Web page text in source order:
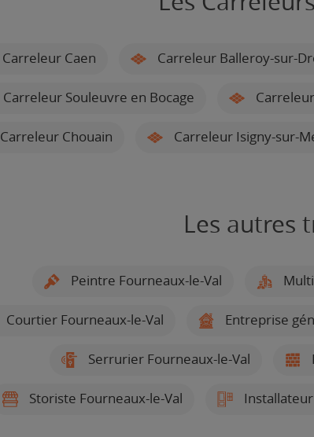
Carreleur Caen Carreleur Balleroy-sur-
Carreleur Souleuvre en Bocage
Carreleur Chouain Carreleur Isigny-sur-
Les autres
Peintre Fourneaux-le-Val
Courtier Fourneaux-le-Val Entreprise
Serrurier Fourneaux-le-Val
Storiste Fourneaux-le-Val